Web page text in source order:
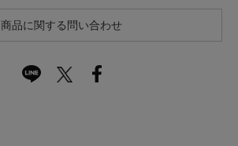
商品に関する問い合わせ